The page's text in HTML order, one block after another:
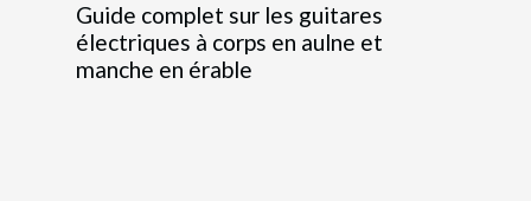
Guide complet sur les guitares
électriques à corps en aulne et
manche en érable